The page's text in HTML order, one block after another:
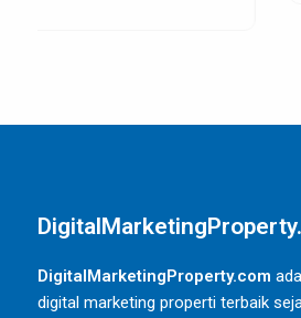
DigitalMarketingProperty.com
digital marketing properti terbaik